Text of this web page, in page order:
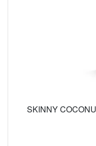
SKINNY